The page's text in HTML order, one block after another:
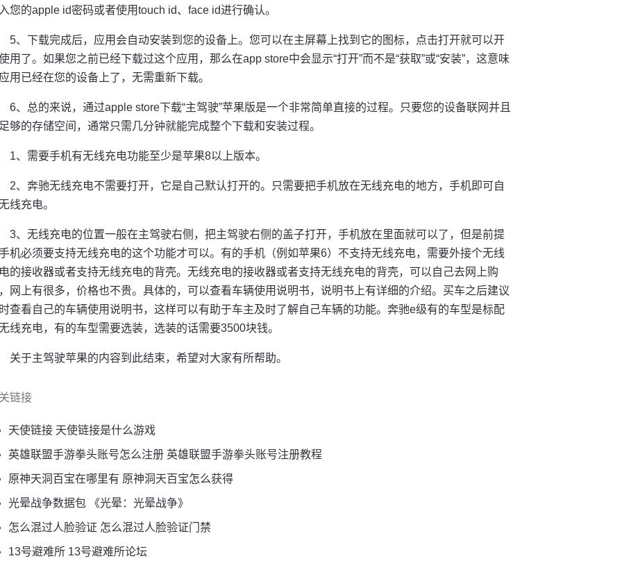
您的apple id密码或者使用touch id、face id进行确认。
5、下载完成后，应用会自动安装到您的设备上。您可以在主屏幕上找到它的图标，点击打开就可以开
用了。如果您之前已经下载过这个应用，那么在app store中会显示“打开”而不是“获取”或“安装”，这意味
用已经在您的设备上了，无需重新下载。
6、总的来说，通过apple store下载“主驾驶”苹果版是一个非常简单直接的过程。只要您的设备联网并且
够的存储空间，通常只需几分钟就能完成整个下载和安装过程。
1、需要手机有无线充电功能至少是苹果8以上版本。
2、奔驰无线充电不需要打开，它是自己默认打开的。只需要把手机放在无线充电的地方，手机即可自
线充电。
3、无线充电的位置一般在主驾驶右侧，把主驾驶右侧的盖子打开，手机放在里面就可以了，但是前提
机必须要支持无线充电的这个功能才可以。有的手机（例如苹果6）不支持无线充电，需要外接个无线
的接收器或者支持无线充电的背壳。无线充电的接收器或者支持无线充电的背壳，可以自己去网上购
网上有很多，价格也不贵。具体的，可以查看车辆使用说明书，说明书上有详细的介绍。买车之后建议
查看自己的车辆使用说明书，这样可以有助于车主及时了解自己车辆的功能。奔驰e级有的车型是标配
线充电，有的车型需要选装，选装的话需要3500块钱。
关于主驾驶苹果的内容到此结束，希望对大家有所帮助。
链接
天使链接 天使链接是什么游戏
英雄联盟手游拳头账号怎么注册 英雄联盟手游拳头账号注册教程
原神天洞百宝在哪里有 原神洞天百宝怎么获得
光晕战争数据包 《光晕：光晕战争》
怎么混过人脸验证 怎么混过人脸验证门禁
13号避难所 13号避难所论坛